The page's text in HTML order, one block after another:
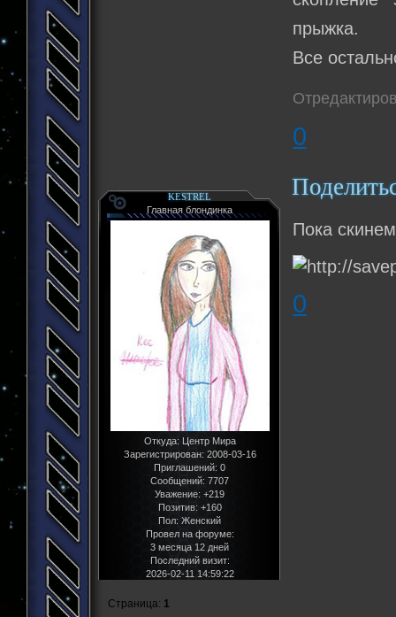
прыжка.
Все
0
KESTREL
Главная блондинка
Откуда:Центр Мира
Зарегистрирован: 2008-03-16
Приглашений: 0
Сообщений: 7707
Уважение: +219
Позитив: +160
Пол:Женский
Провел на форуме:
3 месяца 12 дней
Последний визит:
2026-02-11 14:59:22
Пока
0
Страница: 1